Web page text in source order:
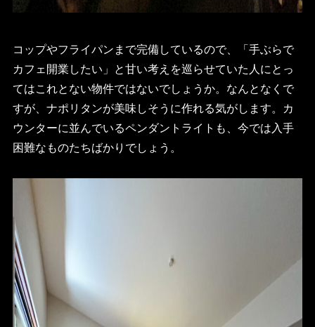
コップやフライパンまで完備しているので、「手ぶらで
カフェ開業したい」と甘い考えを巡らせていた人にとっ
てはこれとない物件ではないでしょうか。なんとなくで
すが、ナポリタンが美味しそうに作れる気がします。カ
ウンターに並んでいるペンダントライトも、今では入手
困難なものたちばかりでしょう。